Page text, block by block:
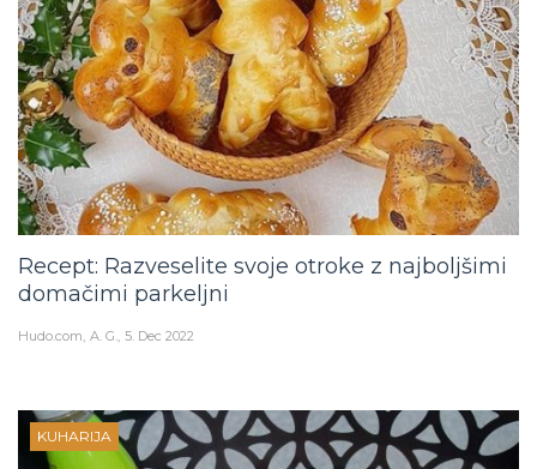
Recept: Razveselite svoje otroke z najboljšimi
domačimi parkeljni
Hudo.com A. G. 5. Dec 2022
KUHARIJA